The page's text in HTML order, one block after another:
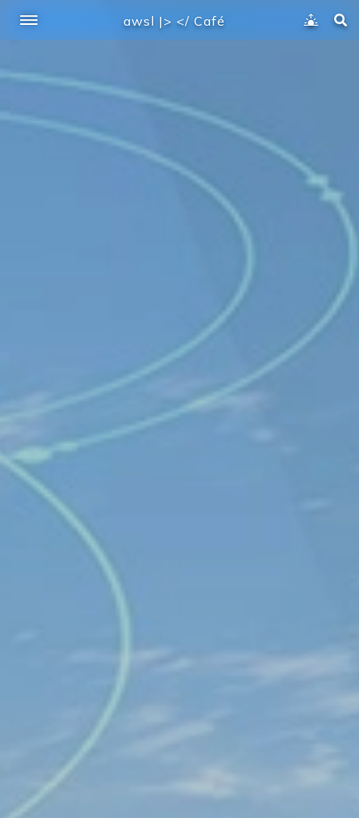
awsl |> </ Café